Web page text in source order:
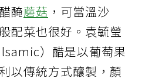
醃蘑菇 ，可當溫沙
配菜也很好。袁毓瑩
）醋是以葡萄果
以傳統方式釀製，顏